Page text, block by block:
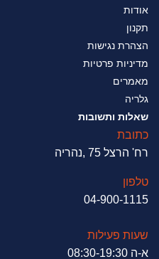
אודות
תקנון
הצהרת נגישות
מדיניות פרטיות
מאמרים
גלריה
שאלות ותשובות
כתובת
רח' הרצל 75 ,נהריה
טלפון
04-900-1115
שעות פעילות
א-ה 08:30-19:30